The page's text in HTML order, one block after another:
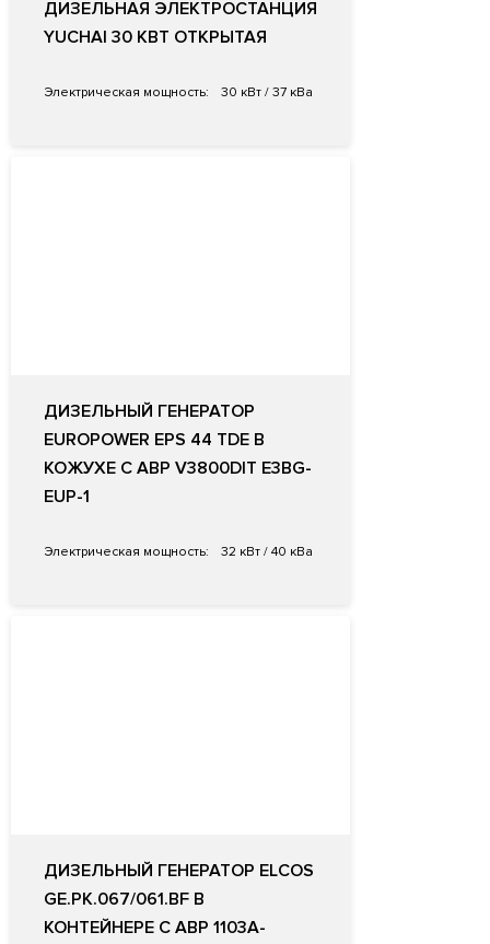
ДИЗЕЛЬНАЯ ЭЛЕКТРОСТАНЦИЯ
YUCHAI 30 КВТ ОТКРЫТАЯ
Электрическая мощность: 30 кВт / 37 кВа
ДИЗЕЛЬНЫЙ ГЕНЕРАТОР
EUROPOWER EPS 44 TDE В
КОЖУХЕ С АВР V3800DIT E3BG-
EUP-1
Электрическая мощность: 32 кВт / 40 кВа
ДИЗЕЛЬНЫЙ ГЕНЕРАТОР ELCOS
GE.PK.067/061.BF В
КОНТЕЙНЕРЕ С АВР 1103A-